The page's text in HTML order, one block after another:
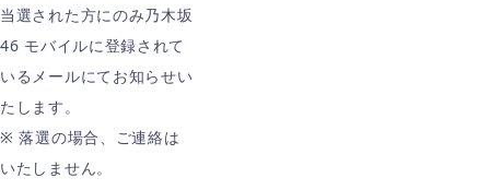
当選された方にのみ乃木坂
46 モバイルに登録されて
いるメールにてお知らせい
たします。
※ 落選の場合、ご連絡は
いたしません。